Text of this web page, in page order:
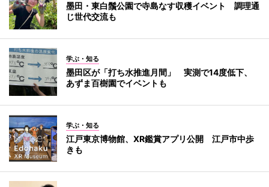
墨田・東白鬚公園で寺島なす収穫イベント 調理通
じ世代交流も
学ぶ・知る
墨田区が「打ち水推進月間」 実測で14度低下、
あずま百樹園でイベントも
学ぶ・知る
江戸東京博物館、XR鑑賞アプリ公開 江戸市中歩
きも